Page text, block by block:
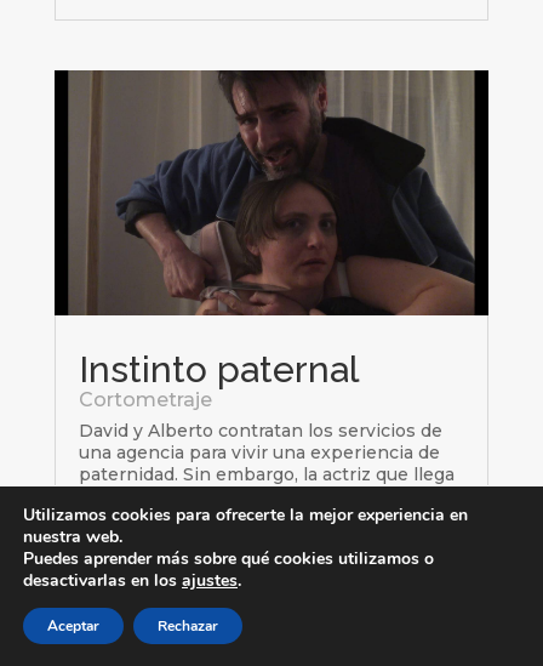
Instinto paternal
Cortometraje
David y Alberto contratan los servicios de
una agencia para vivir una experiencia de
paternidad. Sin embargo, la actriz que llega
serie de televisión, no tiene las
características físicas que habían solicitado.
Utilizamos cookies para ofrecerte la mejor experiencia en
nuestra web.
Puedes aprender más sobre qué cookies utilizamos o
desactivarlas en los ajustes.
Aceptar Rechazar